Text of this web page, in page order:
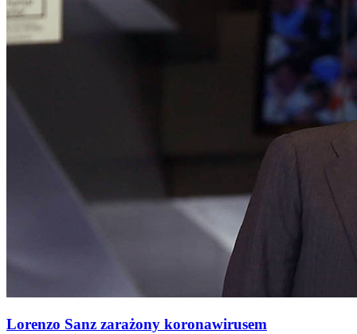
Lorenzo Sanz zarażony koronawirusem